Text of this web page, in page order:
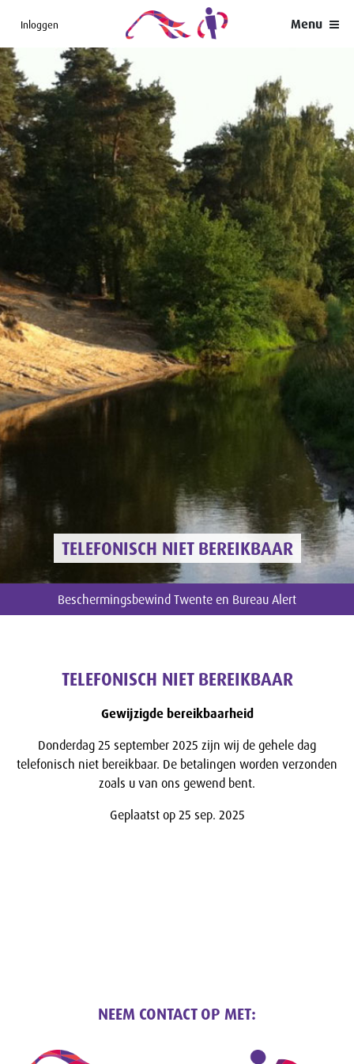
Menu
Inloggen
TELEFONISCH NIET BEREIKBAAR
Beschermingsbewind Twente en Bureau Alert
TELEFONISCH NIET BEREIKBAAR
Gewijzigde bereikbaarheid
Donderdag 25 september 2025 zijn wij de gehele dag
telefonisch niet bereikbaar. De betalingen worden verzonden
zoals u van ons gewend bent.
Geplaatst op 25 sep. 2025
NEEM CONTACT OP MET: